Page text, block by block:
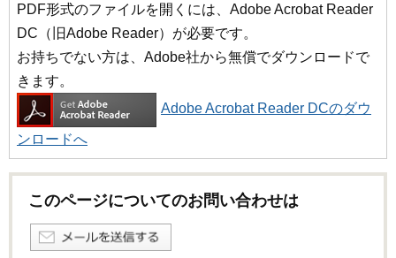
PDF形式のファイルを開くには、Adobe Acrobat Reader
DC（旧Adobe Reader）が必要です。
お持ちでない方は、Adobe社から無償でダウンロードで
きます。
Adobe Acrobat Reader DCのダウ
ンロードへ
このページについてのお問い合わせは